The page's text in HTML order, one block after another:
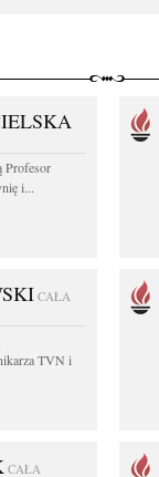
Profesor
i...
CAŁA
TVN i
CAŁA